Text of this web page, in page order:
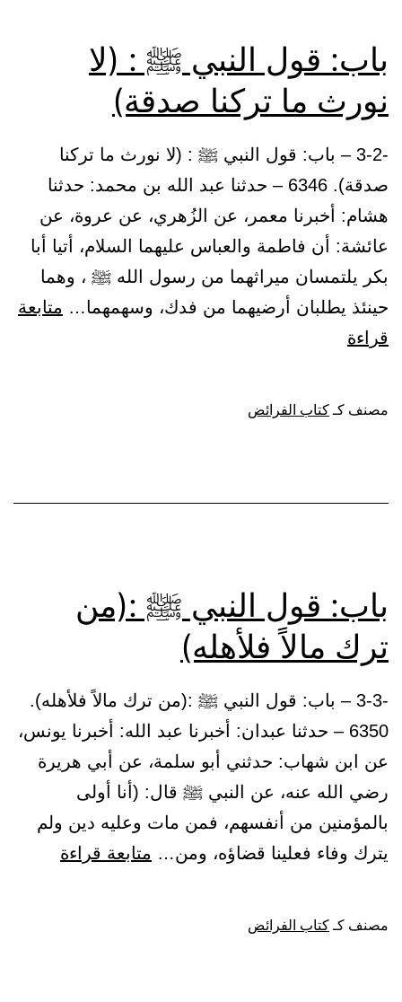
باب: قول النبي ﷺ : (لا
نورث ما تركنا صدقة)
-3-2 – باب: قول النبي ﷺ : (لا نورث ما تركنا
صدقة). 6346 – حدثنا عبد الله بن محمد: حدثنا
هشام: أخبرنا معمر، عن الزُهري، عن عروة، عن
عائشة: أن فاطمة والعباس عليهما السلام، أتيا أبا
بكر يلتمسان ميراثهما من رسول الله ﷺ ، وهما
حينئذ يطلبان أرضيهما من فدك، وسهمهما… متابعة
قراءة
النبي
صدقة)
مصنف كـكتاب الفرائض
باب: قول النبي ﷺ :(من
ترك مالاً فلأهله)
-3-3 – باب: قول النبي ﷺ :(من ترك مالاً فلأهله).
6350 – حدثنا عبدان: أخبرنا عبد الله: أخبرنا يونس،
عن ابن شهاب: حدثني أبو سلمة، عن أبي هريرة
رضي الله عنه، عن النبي ﷺ قال: (أنا أولى
بالمؤمنين من أنفسهم، فمن مات وعليه دين ولم
يترك وفاء فعلينا قضاؤه، ومن… متابعة قراءة
مصنف كـ كتاب الفرائض